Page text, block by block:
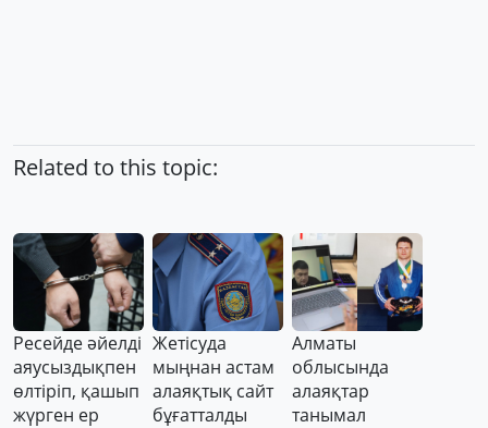
Related to this topic:
Ресейде әйелді
аяусыздықпен
өлтіріп, қашып
жүрген ер
Жетісуда
мыңнан астам
алаяқтық сайт
бұғатталды
Алматы
облысында
алаяқтар
танымал